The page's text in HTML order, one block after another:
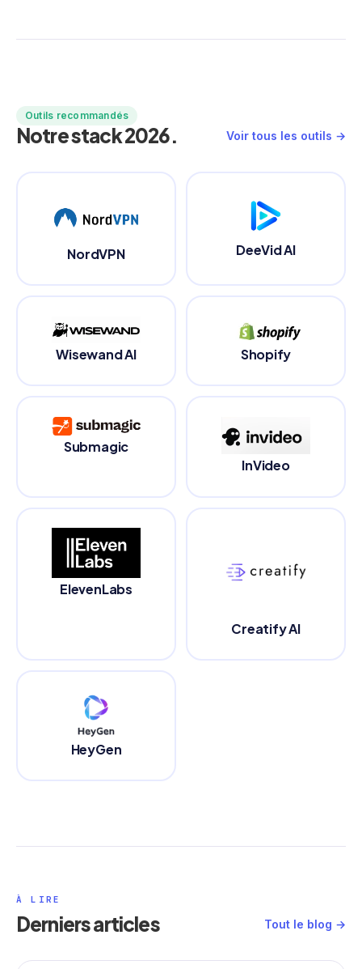
Outils recommandés
Notre stack 2026. Voir tous les outils →
NordVPN DeeVid AI
Wisewand AI Shopify
Submagic
InVideo
ElevenLabs
Creatify AI
HeyGen
À LIRE
Derniers articles Tout le blog →